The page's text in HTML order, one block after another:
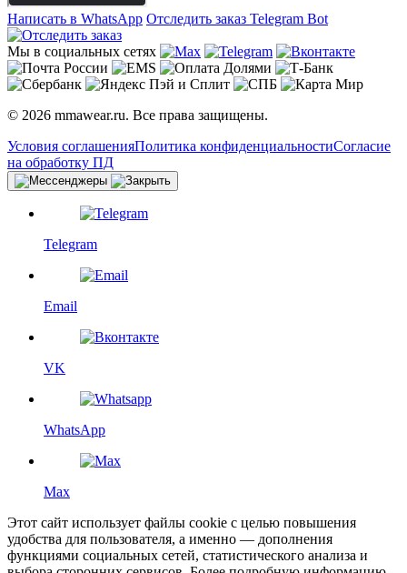
Написать в WhatsApp Отследить заказ Telegram Bot
Мы в социальных сетях
© 2026 mmawear.ru. Все права защищены.
Условия соглашенияПолитика конфиденциальностиСогласие
на обработку ПД
Telegram
Email
VK
WhatsApp
Max
Этот сайт использует файлы cookie с целью повышения
удобства для пользователя, а именно — дополнения
функциями социальных сетей, статистического анализа и